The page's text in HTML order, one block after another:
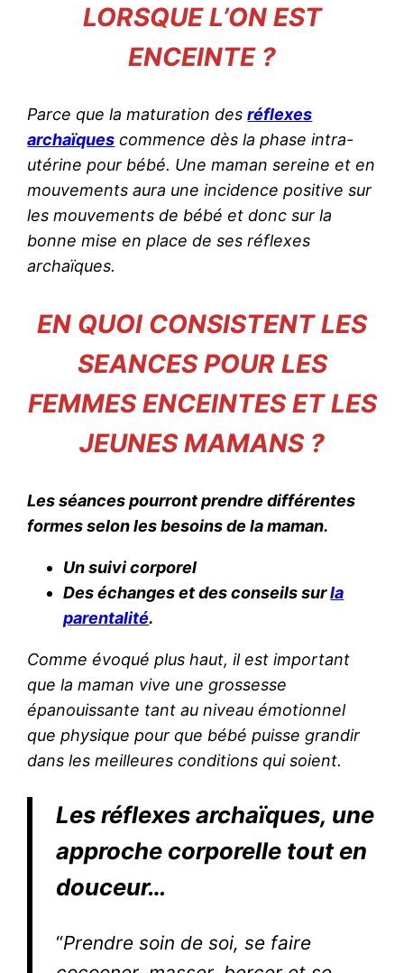
LORSQUE L’ON EST
ENCEINTE ?
Parce que la maturation desréflexes
archaïques commence dès la phase intra-
utérine pour bébé. Une maman sereine et en
mouvements aura une incidence positive sur
les mouvements de bébé et donc sur la
bonne mise en place de ses réflexes
archaïques.
EN QUOI CONSISTENT LES
SEANCES POUR LES
FEMMES ENCEINTES ET LES
JEUNES MAMANS ?
Les séances pourront prendre différentes
formes selon les besoins de la maman.
Un suivi corporel
Des échanges et des conseils surla
parentalité.
Comme évoqué plus haut, il est important
que la maman vive une grossesse
épanouissante tant au niveau émotionnel
que physique pour que bébé puisse grandir
dans les meilleures conditions qui soient.
Les réflexes archaïques, une
approche corporelle tout en
douceur…
“Prendre soin de soi, se faire